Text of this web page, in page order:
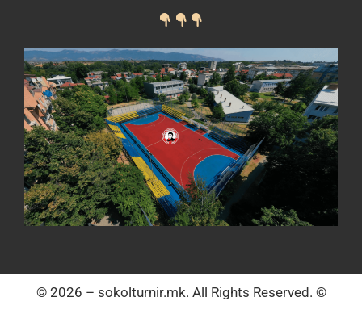
© 2026 – sokolturnir.mk. All Rights Reserved. ©